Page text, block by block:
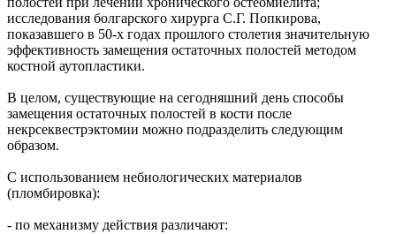
исследования болгарского хирурга С.Г. Попкирова,
показавшего в 50-х годах прошлого столетия значительную
эффективность замещения остаточных полостей методом
костной аутопластики.
В целом, существующие на сегодняшний день способы
замещения остаточных полостей в кости после
некрсеквестрэктомии можно подразделить следующим
образом.
С использованием небиологических материалов
(пломбировка):
- по механизму действия различают: